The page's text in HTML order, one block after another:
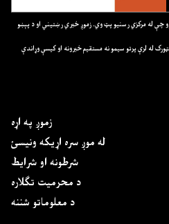
چې له مرکزي رسنيو پټ وي. زموږ خبري رښتيني او د پېښو
له لرې پرتو سيمو نه مستقيم خبرونه او کيسې وړاندې
زموږ په اړه
له موږ سره اړیکه ونیسئ
شرطونه او شرایط
د محرمیت تګلاره
د معلوماتو شننه